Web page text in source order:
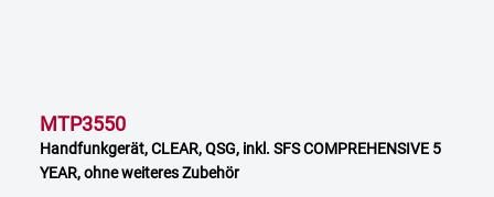
MTP3550
Handfunkgerät, CLEAR, QSG, inkl. SFS COMPREHENSIVE 5
YEAR, ohne weiteres Zubehör